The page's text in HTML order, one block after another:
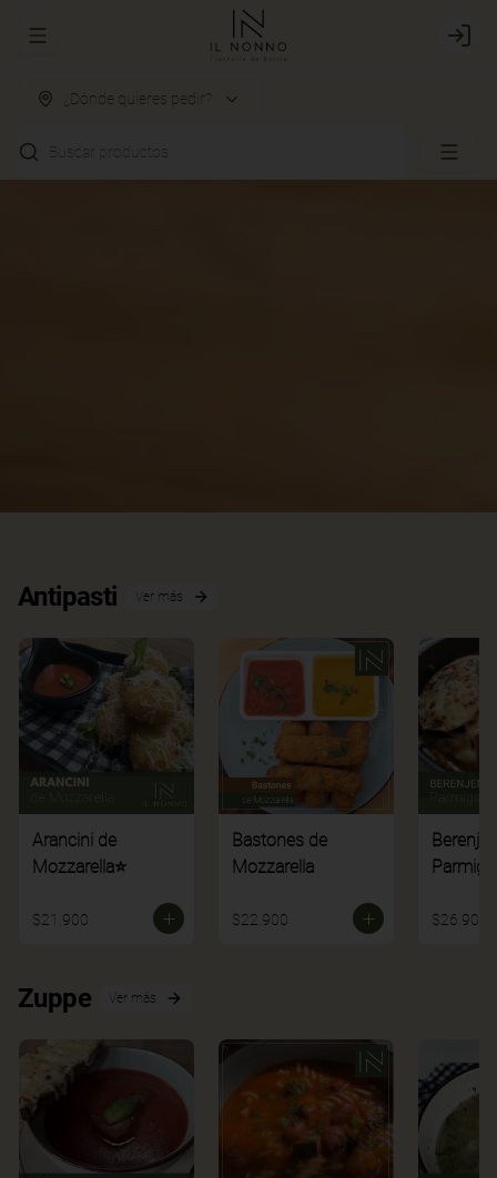
Abrir menu de navegación Login
¿Dónde quieres pedir?
Buscar productos
Antipasti Ver más
Arancini de
Mozzarella⭐
$21.900
Bastones de
Mozzarella
$22.900 $26.900
Zuppe Ver más